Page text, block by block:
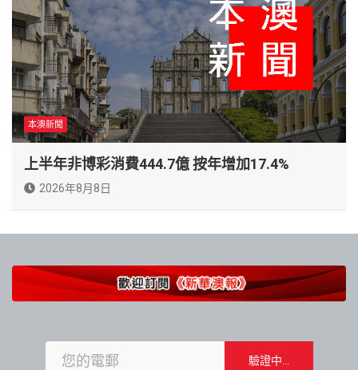
本澳新聞
上半年非博彩消費444.7億 按年增加17.4%
2026年8月8日